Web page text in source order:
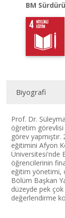
BM
Biyografi
Prof. Dr.
öğretim görevlisi
görev yapmıştır.
eğitimini Afyon
Üniversitesi'nde
öğrencilerinin
eğitim yönetimi,
Bölüm Başkan
düzeyde pek çok
değerlendirme